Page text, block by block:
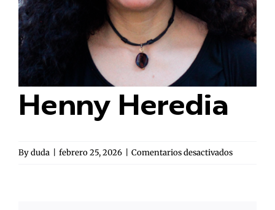
Henny Heredia
Byduda febrero 25, 2026 Comentarios desactivadosen